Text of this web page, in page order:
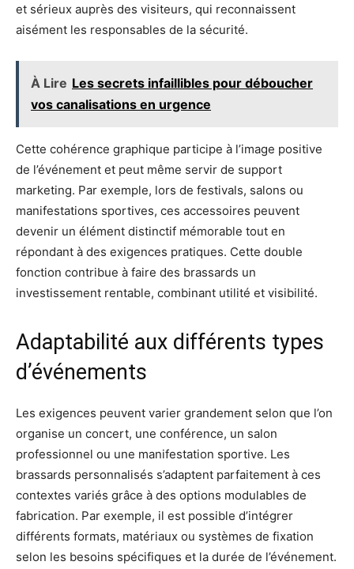
et sérieux auprès des visiteurs, qui reconnaissent
aisément les responsables de la sécurité.
À Lire Les secrets infaillibles pour déboucher
vos canalisations en urgence
Cette cohérence graphique participe à l’image positive
de l’événement et peut même servir de support
marketing. Par exemple, lors de festivals, salons ou
manifestations sportives, ces accessoires peuvent
devenir un élément distinctif mémorable tout en
répondant à des exigences pratiques. Cette double
fonction contribue à faire des brassards un
investissement rentable, combinant utilité et visibilité.
Adaptabilité aux différents types
d’événements
Les exigences peuvent varier grandement selon que l’on
organise un concert, une conférence, un salon
professionnel ou une manifestation sportive. Les
brassards personnalisés s’adaptent parfaitement à ces
contextes variés grâce à des options modulables de
fabrication. Par exemple, il est possible d’intégrer
différents formats, matériaux ou systèmes de fixation
selon les besoins spécifiques et la durée de l’événement.